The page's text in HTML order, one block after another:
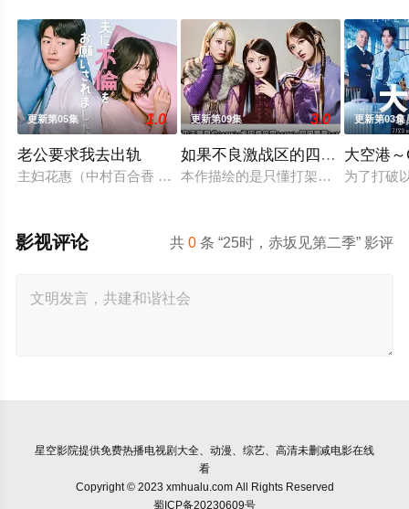
更新第05集 1.0
老公要求我去出轨
主妇花惠（中村百合香 饰）与丈夫弘树（佐野玲於 饰）及4岁
更新第09集 3.0
如果不良激战区的四天王转生成
本作描绘的是只懂打架的四名不良少
更新第03集
大空港
为了打破
共0 条 “25时，赤坂见第二季” 影评
影视评论
星空影院提供免费热播电视剧大全、动漫、综艺、高清未删减电影在线
看
Copyright © 2023 xmhualu.com All Rights Reserved
蜀ICP备20230609号